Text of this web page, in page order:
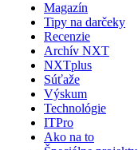
Magazín
Tipy na darčeky
Recenzie
Archív NXT
NXTplus
Súťaže
Výskum
Technológie
ITPro
Ako na to